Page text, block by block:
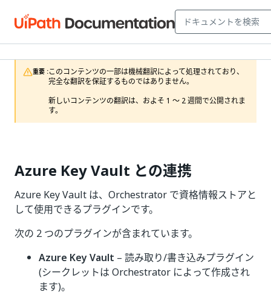
重要 :このコンテンツの一部は機械翻訳によって処理されており、
完全な翻訳を保証するものではありません。
新しいコンテンツの翻訳は、およそ 1 ～ 2 週間で公開されま
す。
Azure Key Vault との連携
Azure Key Vault は、Orchestrator で資格情報ストアと
して使用できるプラグインです。
次の 2 つのプラグインが含まれています。
Azure Key Vault – 読み取り/書き込みプラグイン
(シークレットは Orchestrator によって作成され
ます)。